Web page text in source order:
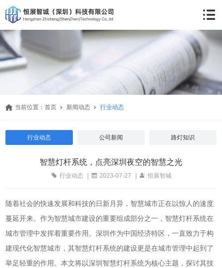
当前位置：首页 新闻动态 行业动态
行业动态 公司新闻 路灯知识
智慧灯杆系统，点亮深圳夜空的智慧之光
行业动态 2023-07-27 恒展智城
随着社会的快速发展和科技的日新月异，智慧城市正在以惊人的速度
蔓延开来。作为智慧城市建设的重要组成部分之一，智慧灯杆系统在
城市管理中发挥着重要作用。深圳作为中国经济特区，一直致力于构
建现代化智慧城市，其智慧灯杆系统的建设更是在城市管理中起到了
举足轻重的作用。本文将以深圳智慧灯杆系统为核心主题，探讨其技